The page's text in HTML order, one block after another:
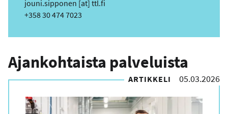
s
ä
k
p
t
i
jouni.sipponen [at] ttl.fi
Puhelin
+358 30 474 7023
Ajankohtaista palveluista
ARTIKKELI 05.03.2026